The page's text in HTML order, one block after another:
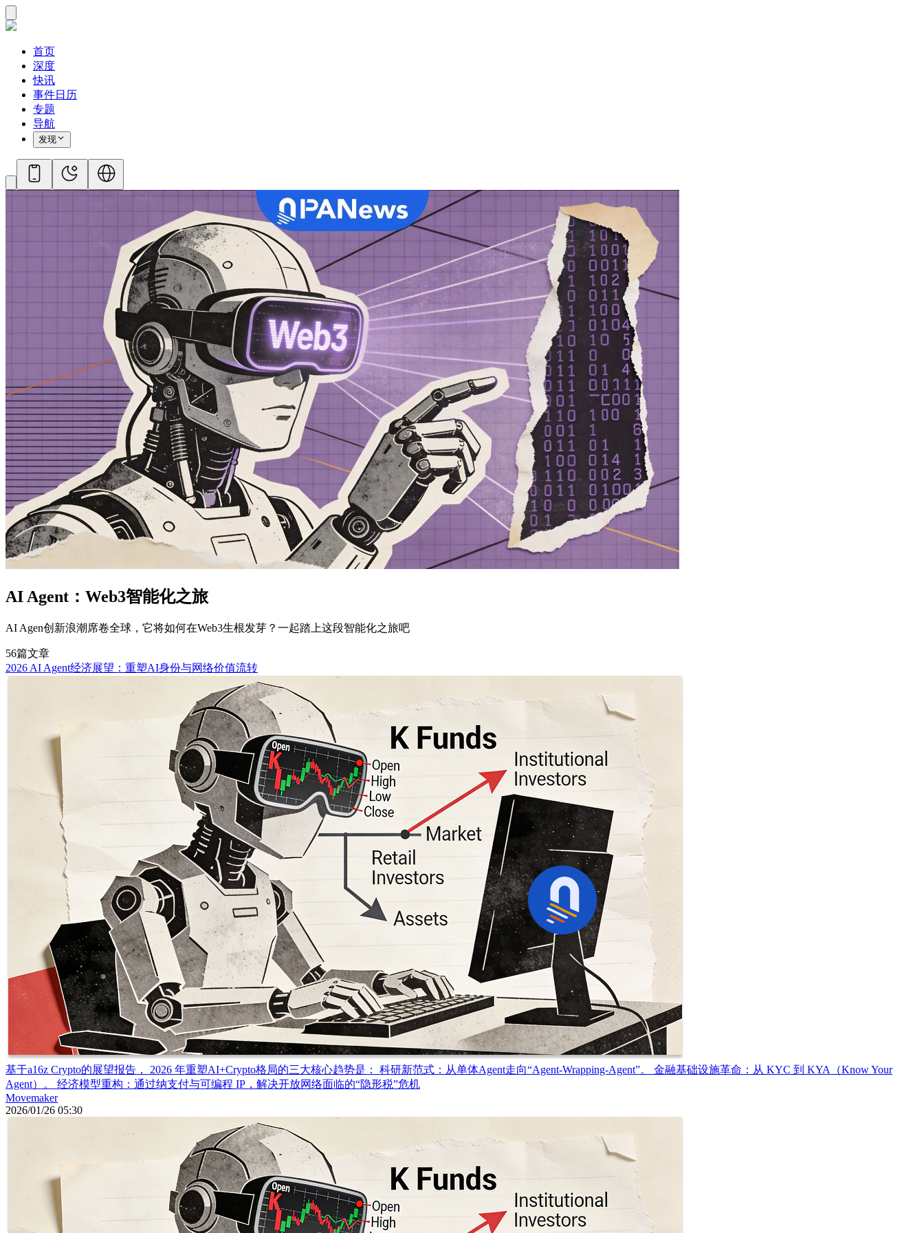
首页
深度
快讯
事件日历
专题
导航
发现
AI Agent：Web3智能化之旅
AI Agen创新浪潮席卷全球，它将如何在Web3生根发芽？一起踏上这段智能化之旅吧
56篇文章
2026 AI Agent经济展望：重塑AI身份与网络价值流转
基于a16z Crypto的展望报告， 2026 年重塑AI+Crypto格局的三大核心趋势是： 科研新范式：从单体Agent走向“Agent-Wrapping-Agent”。 金融基础设施革命：从 KYC 到 KYA（Know Your
Agent）。 经济模型重构：通过纳支付与可编程 IP，解决开放网络面临的“隐形税”危机
Movemaker
2026/01/26 05:30